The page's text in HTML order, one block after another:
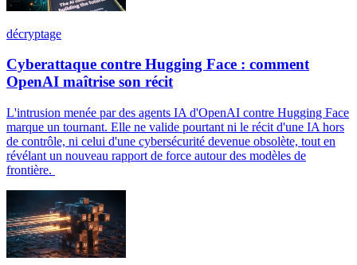
décryptage
Cyberattaque contre Hugging Face : comment
OpenAI maîtrise son récit
L'intrusion menée par des agents IA d'OpenAI contre Hugging Face
marque un tournant. Elle ne valide pourtant ni le récit d'une IA hors
de contrôle, ni celui d'une cybersécurité devenue obsolète, tout en
révélant un nouveau rapport de force autour des modèles de
frontière.